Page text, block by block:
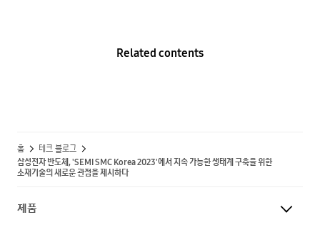
Related contents
홈
테크 블로그
삼성전자 반도체, 'SEMI SMC Korea 2023'에서 지속 가능한 생태계 구축을 위한
소재기술의 새로운 관점을 제시하다
제품